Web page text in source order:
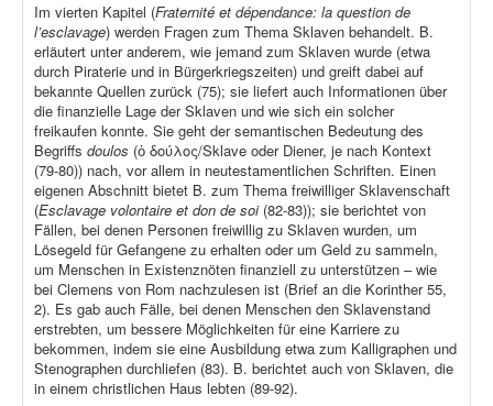
Im vierten Kapitel (Fraternité et dépendance: la question de
l’esclavage) werden Fragen zum Thema Sklaven behandelt. B.
erläutert unter anderem, wie jemand zum Sklaven wurde (etwa
durch Piraterie und in Bürgerkriegszeiten) und greift dabei auf
bekannte Quellen zurück (75); sie liefert auch Informationen über
die finanzielle Lage der Sklaven und wie sich ein solcher
freikaufen konnte. Sie geht der semantischen Bedeutung des
Begriffs doulos (ὁ δούλος/Sklave oder Diener, je nach Kontext
(79-80)) nach, vor allem in neutestamentlichen Schriften. Einen
eigenen Abschnitt bietet B. zum Thema freiwilliger Sklavenschaft
(Esclavage volontaire et don de soi(82-83)); sie berichtet von
Fällen, bei denen Personen freiwillig zu Sklaven wurden, um
Lösegeld für Gefangene zu erhalten oder um Geld zu sammeln,
um Menschen in Existenznöten finanziell zu unterstützen – wie
bei Clemens von Rom nachzulesen ist (Brief an die Korinther 55,
2). Es gab auch Fälle, bei denen Menschen den Sklavenstand
erstrebten, um bessere Möglichkeiten für eine Karriere zu
bekommen, indem sie eine Ausbildung etwa zum Kalligraphen und
Stenographen durchliefen (83). B. berichtet auch von Sklaven, die
in einem christlichen Haus lebten (89-92).